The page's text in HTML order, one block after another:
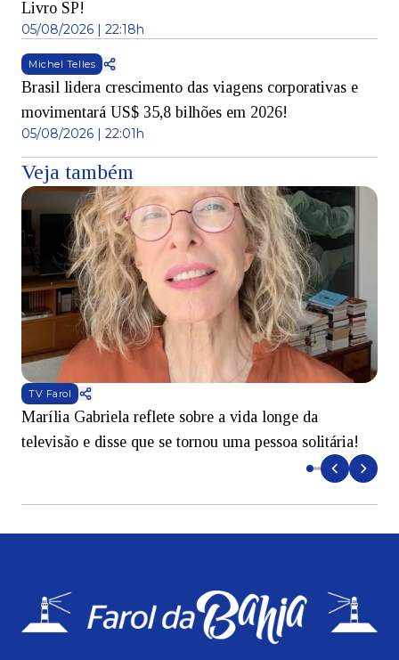
Livro SP!
05/08/2026 | 22:18h
Michel Telles
Brasil lidera crescimento das viagens corporativas e
movimentará US$ 35,8 bilhões em 2026!
05/08/2026 | 22:01h
Veja também
TV Farol
Marília Gabriela reflete sobre a vida longe da
televisão e disse que se tornou uma pessoa solitária!